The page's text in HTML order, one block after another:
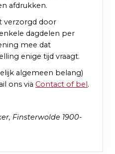
afdrukken.
verzorgd door
dagdelen per
mee dat
enige tijd vraagt.
algemeen belang)
ons via Contact of bel.
Finsterwolde 1900-